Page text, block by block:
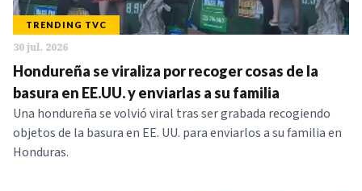
TRENDING TVC
30 jul. 2026
Hondureña se viraliza por recoger cosas de la
basura en EE.UU. y enviarlas a su familia
Una hondureña se volvió viral tras ser grabada recogiendo
objetos de la basura en EE. UU. para enviarlos a su familia en
Honduras.